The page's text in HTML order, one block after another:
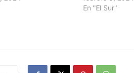
En "El Sur"